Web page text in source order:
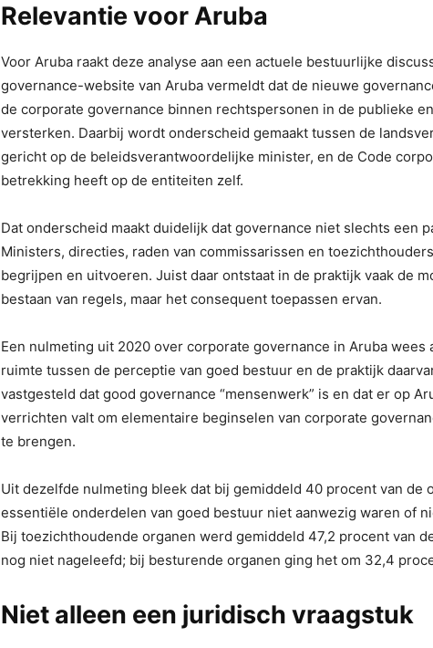
Relevantie voor Aruba
Voor Aruba raakt deze analyse aan een actuele bestuurlijke
governance-website van Aruba vermeldt dat de nieuwe
de corporate governance binnen rechtspersonen in de publieke
versterken. Daarbij wordt onderscheid gemaakt tussen de
gericht op de beleidsverantwoordelijke minister, en de Code
betrekking heeft op de entiteiten zelf.
Dat onderscheid maakt duidelijk dat governance niet slechts een
Ministers, directies, raden van commissarissen en
begrijpen en uitvoeren. Juist daar ontstaat in de praktijk vaak de
bestaan van regels, maar het consequent toepassen ervan.
Een nulmeting uit 2020 over corporate governance in Aruba wees
ruimte tussen de perceptie van goed bestuur en de praktijk
vastgesteld dat good governance “mensenwerk” is en dat er op
verrichten valt om elementaire beginselen van corporate
te brengen.
Uit dezelfde nulmeting bleek dat bij gemiddeld 40 procent van de
essentiële onderdelen van goed bestuur niet aanwezig waren of
Bij toezichthoudende organen werd gemiddeld 47,2 procent van
nog niet nageleefd; bij besturende organen ging het om 32,4
Niet alleen een juridisch vraagstuk